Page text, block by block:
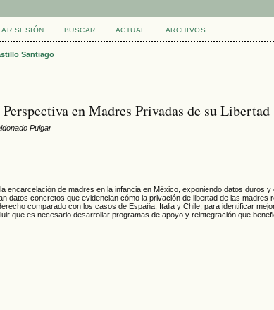
SESIÓN BUSCAR ACTUAL ARCHIVOS
Santiago
en Madres Privadas de su Libertad
Pulgar
encarcelación de madres en la infancia en México, exponiendo datos
datos concretos que evidencian cómo la privación de libertad de las
comparado con los casos de España, Italia y Chile, para identificar
que es necesario desarrollar programas de apoyo y reintegración que